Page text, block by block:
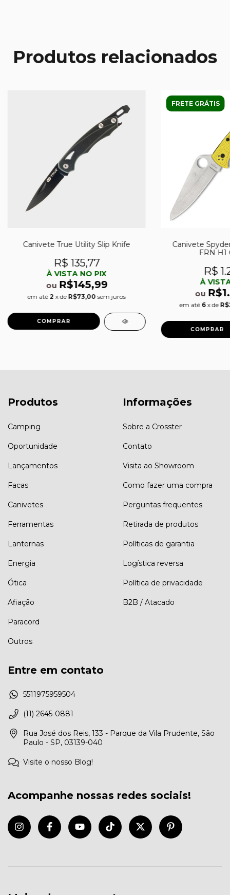
Produtos relacionados
Canivete True Utility Slip Knife
R$ 135,77
À VISTA NO PIX
ou R$145,99
em até 2 x de R$73,00 sem juros
FRETE GRÁTIS
Canivete
FRN H1
R$
À
ou
em até 6 x de
Produtos
Camping
Oportunidade
Lançamentos
Facas
Canivetes
Ferramentas
Lanternas
Energia
Ótica
Afiação
Paracord
Outros
Informações
Sobre a Crosster
Contato
Visita ao Showroom
Como fazer uma compra
Perguntas frequentes
Retirada de produtos
Políticas de garantia
Logística reversa
Política de privacidade
B2B / Atacado
Entre em contato
5511975959504
(11) 2645-0881
Rua José dos Reis, 133 - Parque da Vila Prudente, São
Paulo - SP, 03139-040
Visite o nosso Blog!
Acompanhe nossas redes sociais!